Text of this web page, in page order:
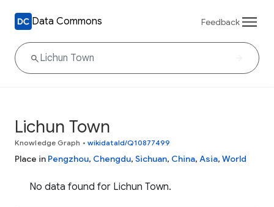
Data Commons Feedback
Lichun Town
Knowledge Graph • wikidataId/Q10877499
Place in Pengzhou, Chengdu, Sichuan, China, Asia, World
No data found for Lichun Town.